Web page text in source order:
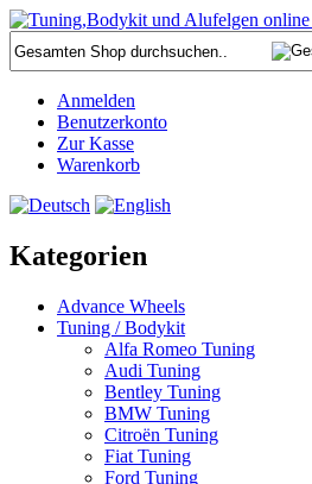
Anmelden
Benutzerkonto
Zur Kasse
Warenkorb
Kategorien
Advance Wheels
Tuning / Bodykit
Alfa Romeo Tuning
Audi Tuning
Bentley Tuning
BMW Tuning
Citroën Tuning
Fiat Tuning
Ford Tuning